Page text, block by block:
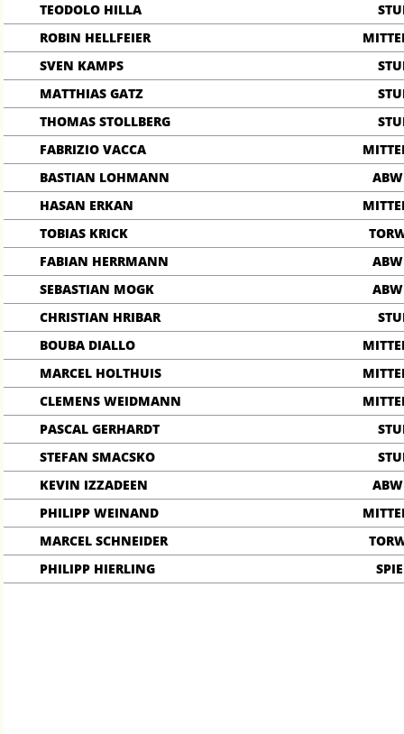
TEODOLO HILLA
ROBIN HELLFEIER
SVEN KAMPS
MATTHIAS GATZ
THOMAS STOLLBERG
FABRIZIO VACCA
BASTIAN LOHMANN
HASAN ERKAN
TOBIAS KRICK
FABIAN HERRMANN
SEBASTIAN MOGK
CHRISTIAN HRIBAR
BOUBA DIALLO
MARCEL HOLTHUIS
CLEMENS WEIDMANN
PASCAL GERHARDT
STEFAN SMACSKO
KEVIN IZZADEEN
PHILIPP WEINAND
MARCEL SCHNEIDER
PHILIPP HIERLING